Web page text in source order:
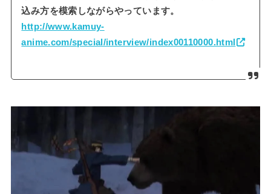
込み方を模索しながらやっています。
http://www.kamuy-
anime.com/special/interview/index00110000.html